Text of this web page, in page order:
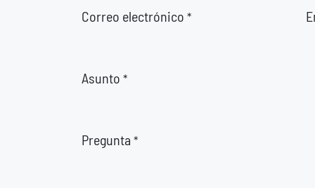
Correo electrónico *
Asunto *
Pregunta *